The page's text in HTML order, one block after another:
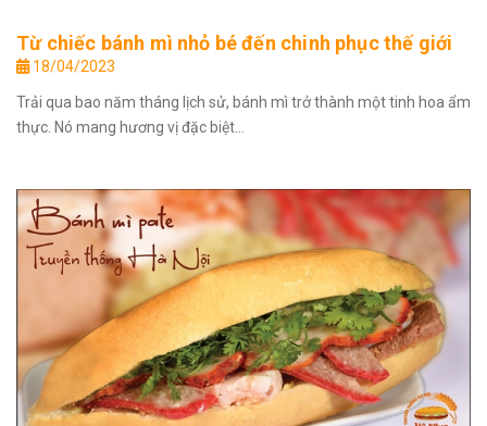
Từ chiếc bánh mì nhỏ bé đến chinh phục thế giới
18/04/2023
Trải qua bao năm tháng lịch sử, bánh mì trở thành một tinh hoa ẩm
thực. Nó mang hương vị đặc biệt...